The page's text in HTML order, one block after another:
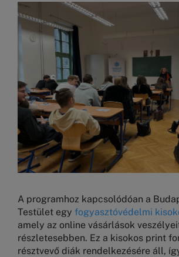
Kép
A programhoz kapcsolódóan a
Testület egy fogyasztóvédelmi
amely az online vásárlások
részletesebben. Ez a kisokos print
résztvevő diák rendelkezésére áll,